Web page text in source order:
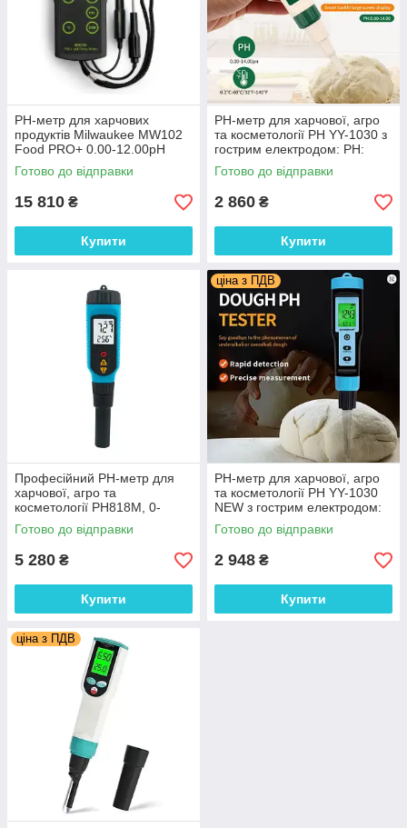
РH-метр для харчових
продуктів Milwaukee MW102
Food PRO+ 0.00-12.00pH
±0.02 pH, автомат. каліб.,
Угорщина
Готово до відправки
15 810 ₴
Купити
PH-метр для харчової, агро
та косметології PH YY-1030 з
гострим електродом: PH:
0,00-14,00pH, АТС. YIERYI
Готово до відправки
2 860 ₴
Купити
Професійний PH-метр для
харчової, агро та
косметології PH818M, 0-
14pH; ±0,05 pH, АТС. Smart
Sensor
Готово до відправки
5 280 ₴
Купити
ціна з ПДВ
PH-метр для харчової, агро
та косметології PH YY-1030
NEW з гострим електродом:
PH: 0,00-14,00pH, АТС.
YIERYI
Готово до відправки
2 948 ₴
Купити
ціна з ПДВ